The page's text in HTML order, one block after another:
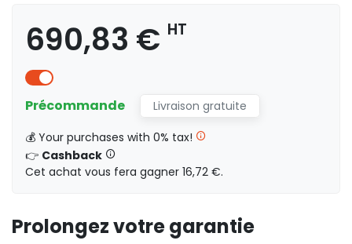
565,83 €
690,83 € HT
Précommande
Livraison gratuite
💰 Your purchases with 0% tax!
👉 Cashback
Cet achat vous fera gagner 16,72 €.
Prolongez votre garantie